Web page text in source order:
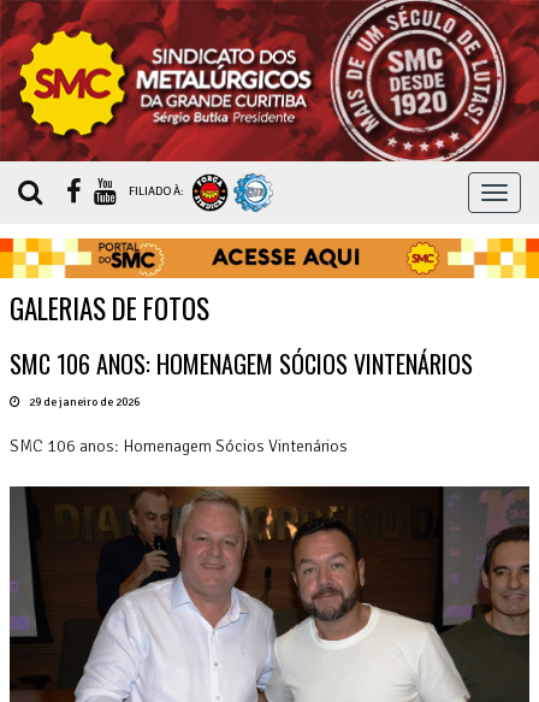
MENU
FILIADO À:
GALERIAS DE FOTOS
SMC 106 ANOS: HOMENAGEM SÓCIOS VINTENÁRIOS
29 de janeiro de 2026
SMC 106 anos: Homenagem Sócios Vintenários